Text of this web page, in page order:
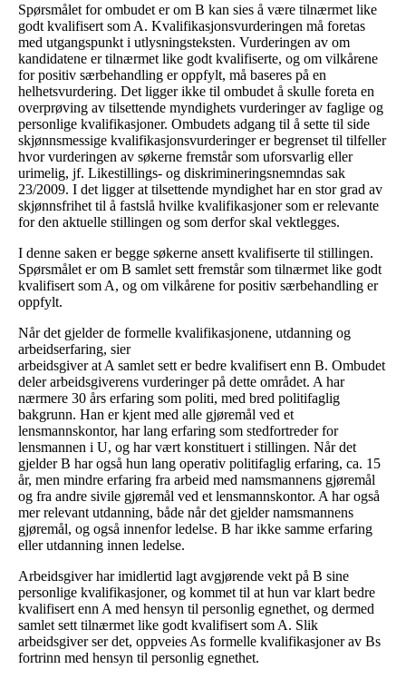
Spørsmålet for ombudet er om B kan sies å være tilnærmet like
godt kvalifisert som A. Kvalifikasjonsvurderingen må foretas
med utgangspunkt i utlysningsteksten. Vurderingen av om
kandidatene er tilnærmet like godt kvalifiserte, og om vilkårene
for positiv særbehandling er oppfylt, må baseres på en
helhetsvurdering. Det ligger ikke til ombudet å skulle foreta en
overprøving av tilsettende myndighets vurderinger av faglige og
personlige kvalifikasjoner. Ombudets adgang til å sette til side
skjønnsmessige kvalifikasjonsvurderinger er begrenset til tilfeller
hvor vurderingen av søkerne fremstår som uforsvarlig eller
urimelig, jf. Likestillings- og diskrimineringsnemndas sak
23/2009. I det ligger at tilsettende myndighet har en stor grad av
skjønnsfrihet til å fastslå hvilke kvalifikasjoner som er relevante
for den aktuelle stillingen og som derfor skal vektlegges.
I denne saken er begge søkerne ansett kvalifiserte til stillingen.
Spørsmålet er om B samlet sett fremstår som tilnærmet like godt
kvalifisert som A, og om vilkårene for positiv særbehandling er
oppfylt.
Når det gjelder de formelle kvalifikasjonene, utdanning og
arbeidserfaring, sier
arbeidsgiver at A samlet sett er bedre kvalifisert enn B. Ombudet
deler arbeidsgiverens vurderinger på dette området. A har
nærmere 30 års erfaring som politi, med bred politifaglig
bakgrunn. Han er kjent med alle gjøremål ved et
lensmannskontor, har lang erfaring som stedfortreder for
lensmannen i U, og har vært konstituert i stillingen. Når det
gjelder B har også hun lang operativ politifaglig erfaring, ca. 15
år, men mindre erfaring fra arbeid med namsmannens gjøremål
og fra andre sivile gjøremål ved et lensmannskontor. A har også
mer relevant utdanning, både når det gjelder namsmannens
gjøremål, og også innenfor ledelse. B har ikke samme erfaring
eller utdanning innen ledelse.
Arbeidsgiver har imidlertid lagt avgjørende vekt på B sine
personlige kvalifikasjoner, og kommet til at hun var klart bedre
kvalifisert enn A med hensyn til personlig egnethet, og dermed
samlet sett tilnærmet like godt kvalifisert som A. Slik
arbeidsgiver ser det, oppveies As formelle kvalifikasjoner av Bs
fortrinn med hensyn til personlig egnethet.